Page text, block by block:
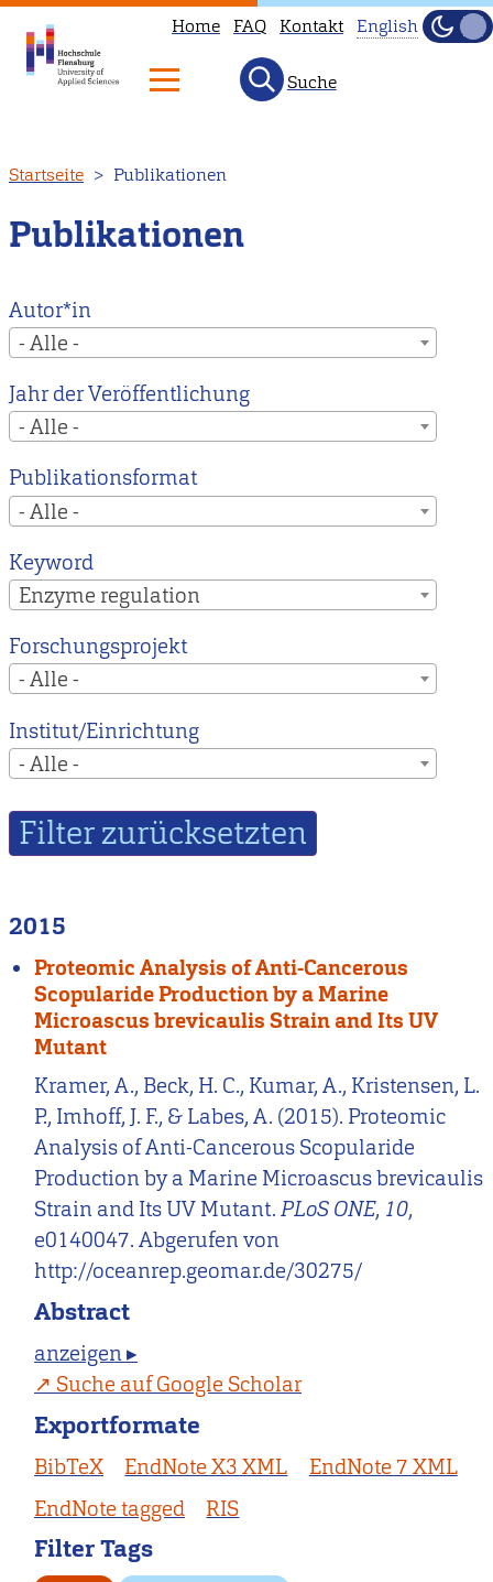
zum
Inhalt
Home FAQ Kontakt
to
our
main
instead.
English
Hell
Suche
Startseite Publikationen
Publikationen
Autor*in
- Alle -
Jahr der Veröffentlichung
- Alle -
Publikationsformat
- Alle -
Keyword
Enzyme regulation
Forschungsprojekt
- Alle -
Institut/Einrichtung
- Alle -
2015
Proteomic Analysis of Anti-Cancerous
Scopularide Production by a Marine
Microascus brevicaulis Strain and Its UV
Mutant
Kramer, A., Beck, H. C., Kumar, A., Kristensen, L.
P., Imhoff, J. F., & Labes, A. (2015). Proteomic
Analysis of Anti-Cancerous Scopularide
Production by a Marine Microascus brevicaulis
Strain and Its UV Mutant.PLoS ONE, 10,
e0140047. Abgerufen von
http://oceanrep.geomar.de/30275/
Abstract
anzeigen ▸
Suche auf Google Scholar
Exportformate
BibTeX EndNote X3 XML
EndNote 7 XML
EndNote tagged
RIS
Filter Tags